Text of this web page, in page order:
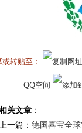
转贴至：
QQ空间
关文章 ：
上一篇： 德国喜宝全